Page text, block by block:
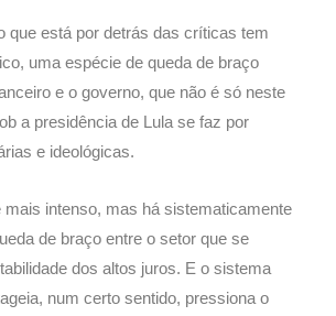
que está por detrás das críticas tem
uma espécie de queda de braço
e o governo, que não é só neste
a presidência de Lula se faz por
e ideológicas.
mais intenso, mas há sistematicamente
de braço entre o setor que se
dos altos juros. E o sistema
num certo sentido, pressiona o